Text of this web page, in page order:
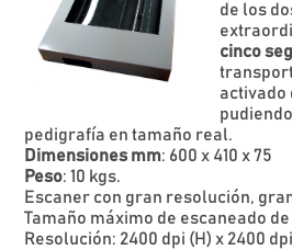
de los
cinco
activado
pedigrafía en tamaño real.
Dimensiones mm: 600 x 410 x 75
Peso: 10 kgs.
Escaner con gran resolución,
Tamaño máximo de escaneado de
Resolución: 2400 dpi (H) x 2400